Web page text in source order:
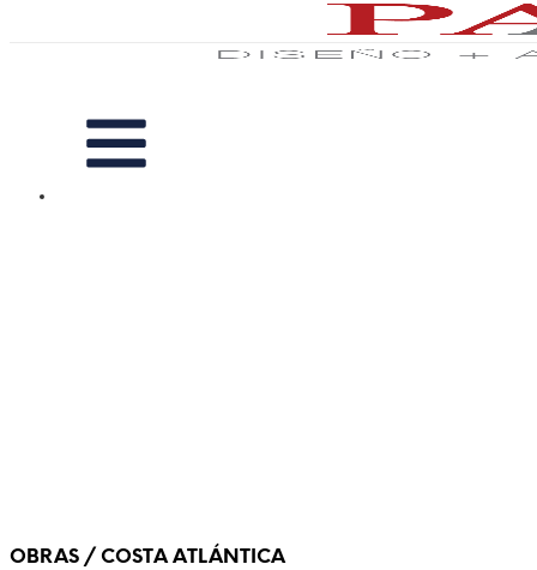
OBRAS / COSTA ATLÁNTICA